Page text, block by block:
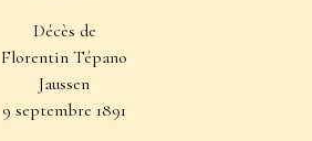
Décès de
Florentin Tépano
Jaussen
9 septembre 1891